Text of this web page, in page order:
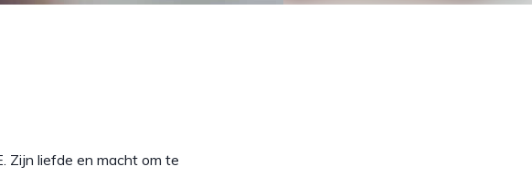
Zijn liefde en macht om te